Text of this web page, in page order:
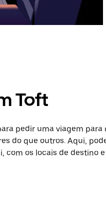
Toft
pedir uma viagem
do que outros. Aqui,
com os locais de destino